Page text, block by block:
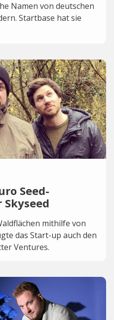
Namen von deutschen
Startbase hat sie
Seed-
mithilfe von
das Start-up auch den
Ventures.